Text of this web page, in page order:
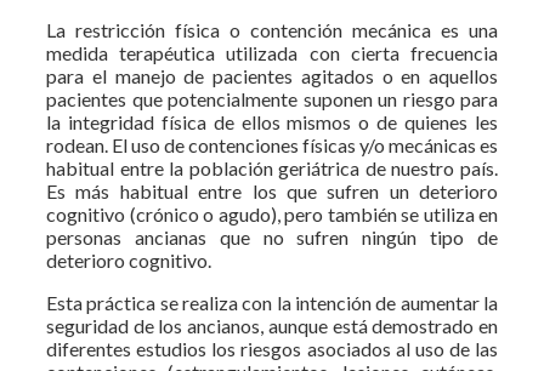
La restricción física o contención mecánica es una
medida terapéutica utilizada con cierta frecuencia
para el manejo de pacientes agitados o en aquellos
pacientes que potencialmente suponen un riesgo para
la integridad física de ellos mismos o de quienes les
rodean. El uso de contenciones físicas y/o mecánicas es
habitual entre la población geriátrica de nuestro país.
Es más habitual entre los que sufren un deterioro
cognitivo (crónico o agudo), pero también se utiliza en
personas ancianas que no sufren ningún tipo de
deterioro cognitivo.
Esta práctica se realiza con la intención de aumentar la
seguridad de los ancianos, aunque está demostrado en
diferentes estudios los riesgos asociados al uso de las